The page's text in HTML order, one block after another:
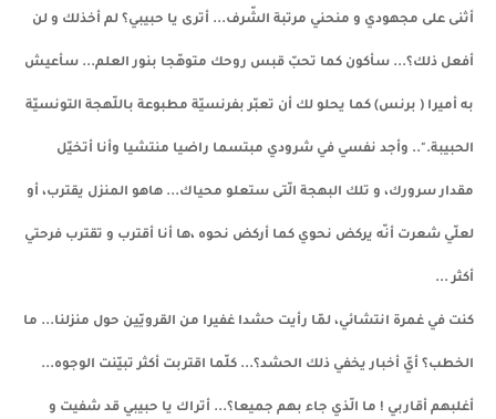
أثنى على مجهودي و منحني مرتبة الشّرف... أترى يا حبيبي؟ لم أخذلك و لن
أفعل ذلك؟... سأكون كما تحبّ قبس روحك متوهّجا بنور العلم... سأعيش
به أميرا ( برنس) كما يحلو لك أن تعبّر بفرنسيّة مطبوعة باللّهجة التونسيّة
الحبيبة.".. وأجد نفسي في شرودي مبتسما راضيا منتشيا وأنا أتخيّل
مقدار سرورك، و تلك البهجة الّتى ستعلو محياك... هاهو المنزل يقترب، أو
لعلّي شعرت أنّه يركض نحوي كما أركض نحوه ،ها أنا أقترب و تقترب فرحتي
أكثر ...
كنت في غمرة انتشائي، لمّا رأيت حشدا غفيرا من القرويّين حول منزلنا... ما
الخطب؟ أيّ أخبار يخفي ذلك الحشد؟... كلّما اقتربت أكثر تبيّنت الوجوه...
أغلبهم أقاربي ! ما الّذي جاء بهم جميعا؟... أتراك يا حبيبي قد شفيت و